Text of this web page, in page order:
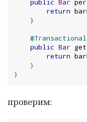
public Bar
return
}
@Transactional
public Bar get
return
}
}
проверим: